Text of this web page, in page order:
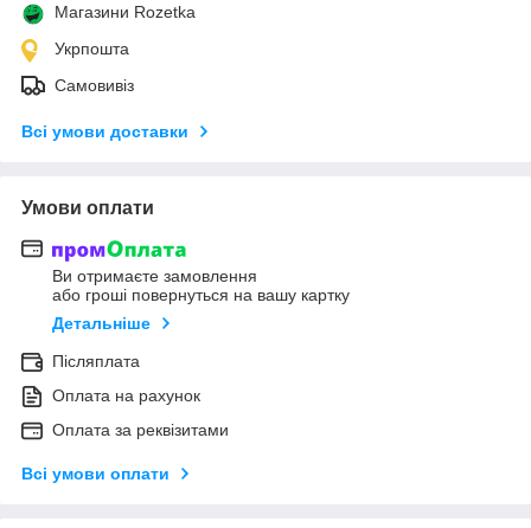
Магазини Rozetka
Укрпошта
Самовивіз
Всі умови доставки
Умови оплати
Ви отримаєте замовлення
або гроші повернуться на вашу картку
Детальніше
Післяплата
Оплата на рахунок
Оплата за реквізитами
Всі умови оплати